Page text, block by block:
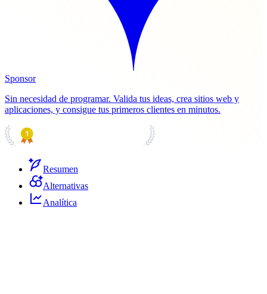
Sponsor
Sin necesidad de programar. Valida tus ideas, crea sitios web y
aplicaciones, y consigue tus primeros clientes en minutos.
Resumen
Alternativas
Analítica